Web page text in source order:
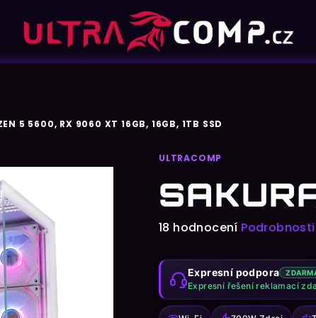
5 5600, RX 9060 XT 16GB, 16GB, 1TB SSD
ULTRACOMP
Průměrné
produktu
4,6
z
18 hodnocení
Expresní podpora
Expresní řešení reklamací